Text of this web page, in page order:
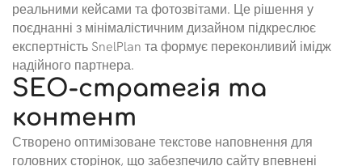
реальними кейсами та фотозвітами. Це рішення у
поєднанні з мінімалістичним дизайном підкреслює
експертність SnelPlan та формує переконливий імідж
надійного партнера.
SEO-стратегія та
контент
Створено оптимізоване текстове наповнення для
головних сторінок, що забезпечило сайту впевнені